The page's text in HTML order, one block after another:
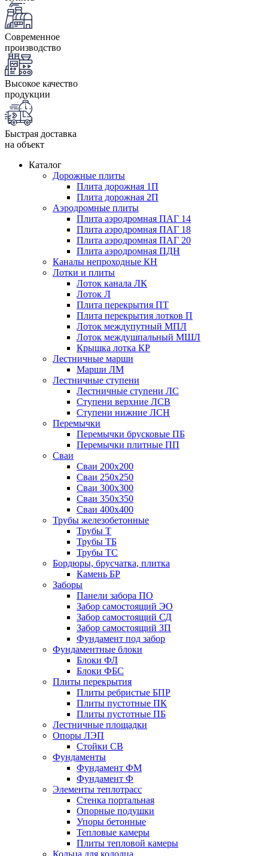
Современное
производство
Высокое качество
продукции
Быстрая доставка
на объект
Каталог
Дорожные плиты
Плита дорожная 1П
Плита дорожная 2П
Аэродромные плиты
Плита аэродромная ПАГ 14
Плита аэродромная ПАГ 18
Плита аэродромная ПАГ 20
Плита аэродромная ПДН
Каналы непроходные КН
Лотки и плиты
Лоток канала ЛК
Лоток Л
Плита перекрытия ПТ
Плита перекрытия лотков П
Лоток междупутный МПЛ
Лоток междушпальный МШЛ
Крышка лотка КР
Лестничные марши
Марши ЛМ
Лестничные ступени
Лестничные ступени ЛС
Ступени верхние ЛСВ
Ступени нижние ЛСН
Перемычки
Перемычки брусковые ПБ
Перемычки плитные ПП
Сваи
Сваи 200х200
Сваи 250х250
Сваи 300х300
Сваи 350х350
Сваи 400х400
Трубы железобетонные
Трубы Т
Трубы ТБ
Трубы ТС
Бордюры, брусчатка, плитка
Камень БР
Заборы
Панели забора ПО
Забор самостоящий ЭО
Забор самостоящий СД
Забор самостоящий ЗП
Фyндамент под забор
Фундаментные блоки
Блоки ФЛ
Блоки ФБС
Плиты перекрытия
Плиты ребристые БПР
Плиты пустотные ПК
Плиты пустотные ПБ
Лестничные площадки
Опоры ЛЭП
Стойки СВ
Фундаменты
Фyндамент ФМ
Фyндамент Ф
Элементы теплотрасс
Стенка портальная
Опорные подушки
Упоры бетонные
Тепловые камеры
Плиты тепловой камеры
Кольца для колодца